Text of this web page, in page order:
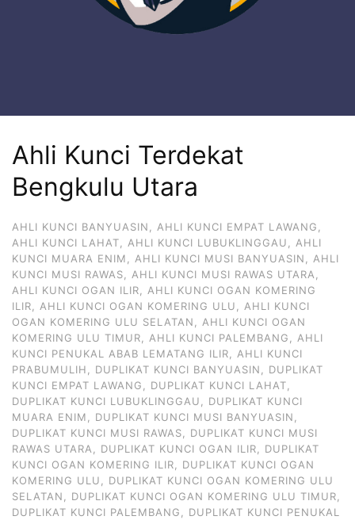
Ahli Kunci Terdekat
Bengkulu Utara
AHLI KUNCI BANYUASIN, AHLI KUNCI EMPAT LAWANG,
AHLI KUNCI LAHAT, AHLI KUNCI LUBUKLINGGAU, AHLI
KUNCI MUARA ENIM, AHLI KUNCI MUSI BANYUASIN, AHLI
KUNCI MUSI RAWAS, AHLI KUNCI MUSI RAWAS UTARA,
AHLI KUNCI OGAN ILIR, AHLI KUNCI OGAN KOMERING
ILIR, AHLI KUNCI OGAN KOMERING ULU, AHLI KUNCI
OGAN KOMERING ULU SELATAN, AHLI KUNCI OGAN
KOMERING ULU TIMUR, AHLI KUNCI PALEMBANG, AHLI
KUNCI PENUKAL ABAB LEMATANG ILIR, AHLI KUNCI
PRABUMULIH, DUPLIKAT KUNCI BANYUASIN, DUPLIKAT
KUNCI EMPAT LAWANG, DUPLIKAT KUNCI LAHAT,
DUPLIKAT KUNCI LUBUKLINGGAU, DUPLIKAT KUNCI
MUARA ENIM, DUPLIKAT KUNCI MUSI BANYUASIN,
DUPLIKAT KUNCI MUSI RAWAS, DUPLIKAT KUNCI MUSI
RAWAS UTARA, DUPLIKAT KUNCI OGAN ILIR, DUPLIKAT
KUNCI OGAN KOMERING ILIR, DUPLIKAT KUNCI OGAN
KOMERING ULU, DUPLIKAT KUNCI OGAN KOMERING ULU
SELATAN, DUPLIKAT KUNCI OGAN KOMERING ULU TIMUR,
DUPLIKAT KUNCI PALEMBANG, DUPLIKAT KUNCI PENUKAL